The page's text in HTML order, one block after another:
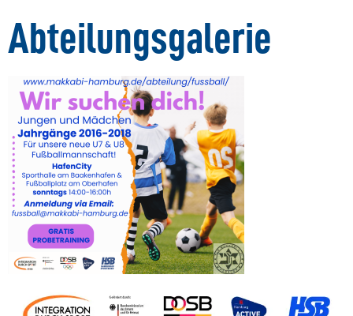
Abteilungsgalerie